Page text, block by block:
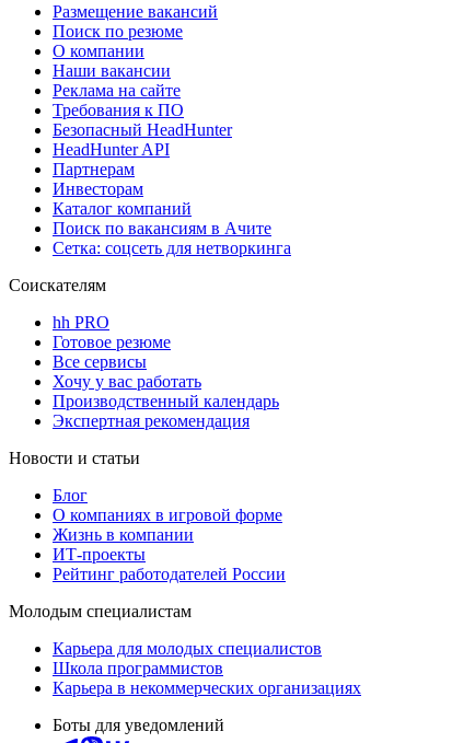
Размещение вакансий
Поиск по резюме
О компании
Наши вакансии
Реклама на сайте
Требования к ПО
Безопасный HeadHunter
HeadHunter API
Партнерам
Инвесторам
Каталог компаний
Поиск по вакансиям в Ачите
Сетка: соцсеть для нетворкинга
Соискателям
hh PRO
Готовое резюме
Все сервисы
Хочу у вас работать
Производственный календарь
Экспертная рекомендация
Новости и статьи
Блог
О компаниях в игровой форме
Жизнь в компании
ИТ-проекты
Рейтинг работодателей России
Молодым специалистам
Карьера для молодых специалистов
Школа программистов
Карьера в некоммерческих организациях
Боты для уведомлений